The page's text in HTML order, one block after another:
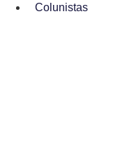
Colunistas